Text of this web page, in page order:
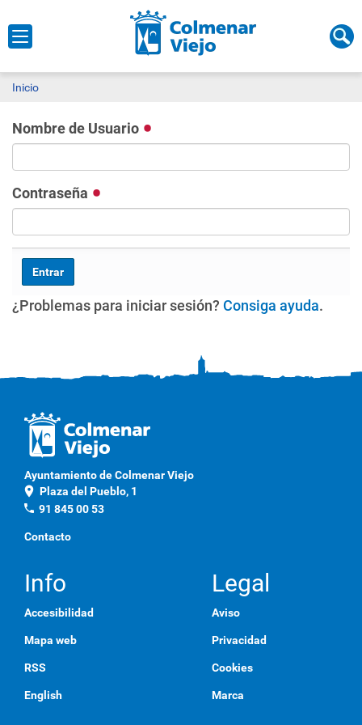
Inicio
Nombre de Usuario
Contraseña
¿Problemas para iniciar sesión? Consiga ayuda.
Ayuntamiento de Colmenar Viejo
location_on Plaza del Pueblo, 1
phone 91 845 00 53
Contacto
Info
Accesibilidad
Mapa web
RSS
English
Legal
Aviso
Privacidad
Cookies
Marca